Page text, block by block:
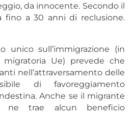
da innocente. Secondo il
fino a 30 anni di reclusione.
unico sull’immigrazione (in
Ue) prevede che
nell’attraversamento delle
di favoreggiamento
Anche se il migrante
ne trae alcun beneficio